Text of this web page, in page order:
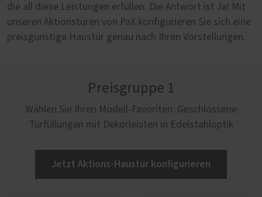
die all diese Leistungen erfüllen. Die Antwort ist Ja! Mit
unseren Aktionstüren von PaX konfigurieren Sie sich eine
preisgünstige Haustür genau nach Ihren Vorstellungen.
Preisgruppe 1
Wählen Sie Ihren Modell-Favoriten: Geschlossene
Türfüllungen mit Dekorleisten in Edelstahloptik
Jetzt Aktions-Haustür konfigurieren